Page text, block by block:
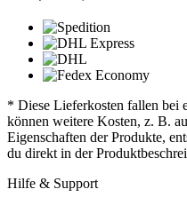
* Diese Lieferkosten fallen bei
können weitere Kosten, z. B.
Eigenschaften der Produkte,
du direkt in der
Hilfe & Support